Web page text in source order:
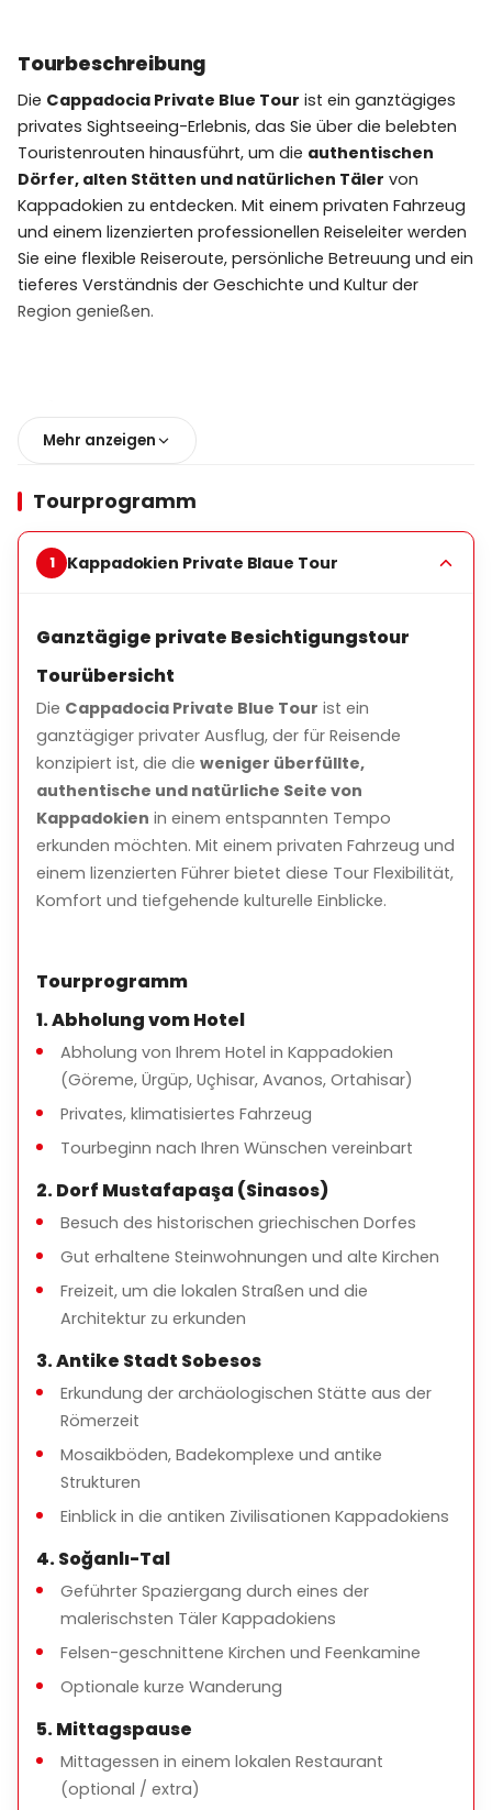
Tourbeschreibung
Die Cappadocia Private Blue Tour ist ein ganztägiges
privates Sightseeing-Erlebnis, das Sie über die belebten
Touristenrouten hinausführt, um die authentischen
Dörfer, alten Stätten und natürlichen Täler von
Kappadokien zu entdecken. Mit einem privaten Fahrzeug
und einem lizenzierten professionellen Reiseleiter werden
Sie eine flexible Reiseroute, persönliche Betreuung und ein
tieferes Verständnis der Geschichte und Kultur der
Region genießen.
Hotelabholung aus allen Regionen Kappadokiens
Ortahisar und umliegenden Gebieten
Privates, klimatisiertes Fahrzeug
Flexible Abfahrtszeit nach Gästewunsch
Haupt-Highlights
Mustafapaşa (Sinasos) Dorf
Erkunden Sie ein charmantes historisches Dorf, das
für seine griechisch-stilisierten Steinhäuser und alten
Sobesos Antike Stadt
Besuchen Sie die archäologische Stätte aus
römischer Zeit mit gut erhaltenen Mosaiken, Bädern
Spazieren Sie durch eines der malerischsten Täler
Kappadokiens, berühmt für seine in den Fels
geschlagenen Kirchen und friedlichen Landschaften.
Unterirdische Stadt (Kaymaklı oder Derinkuyu)
Entdecken Sie eine der bemerkenswerten
unterirdischen Städte Kappadokiens und erfahren Sie,
Dauer der Tour
Ungefähr7–8 Stunden
Was ist inbegriffen
Private Transportmittel
Lizenzierter professioneller Reiseleiter
Hotelabholung und -bringdienst
Parkgebühren und lokale Steuern
Was ist nicht enthalten
Mehr anzeigen
Tourprogramm
Kappadokien Private Blaue Tour
Ganztägige private Besichtigungstour
Tourübersicht
Die Cappadocia Private Blue Tour ist ein
ganztägiger privater Ausflug, der für Reisende
konzipiert ist, die die weniger überfüllte,
authentische und natürliche Seite von
Kappadokien in einem entspannten Tempo
erkunden möchten. Mit einem privaten Fahrzeug und
einem lizenzierten Führer bietet diese Tour Flexibilität,
Komfort und tiefgehende kulturelle Einblicke.
Tourprogramm
1. Abholung vom Hotel
Abholung von Ihrem Hotel in Kappadokien
(Göreme, Ürgüp, Uçhisar, Avanos, Ortahisar)
Privates, klimatisiertes Fahrzeug
Tourbeginn nach Ihren Wünschen vereinbart
2. Dorf Mustafapaşa (Sinasos)
Besuch des historischen griechischen Dorfes
Gut erhaltene Steinwohnungen und alte Kirchen
Freizeit, um die lokalen Straßen und die
Architektur zu erkunden
3. Antike Stadt Sobesos
Erkundung der archäologischen Stätte aus der
Römerzeit
Mosaikböden, Badekomplexe und antike
Strukturen
Einblick in die antiken Zivilisationen Kappadokiens
4. Soğanlı-Tal
Geführter Spaziergang durch eines der
malerischsten Täler Kappadokiens
Felsen-geschnittene Kirchen und Feenkamine
Optionale kurze Wanderung
5. Mittagspause
Mittagessen in einem lokalen Restaurant
(optional / extra)